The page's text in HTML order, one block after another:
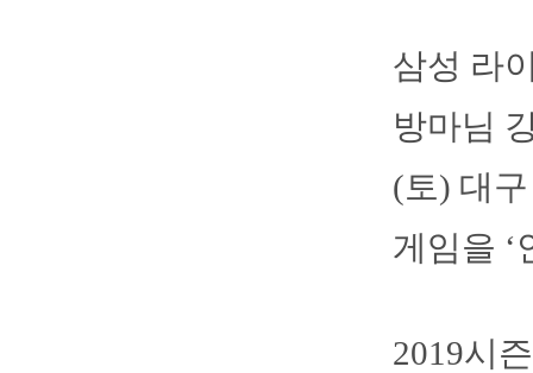
삼성 라
방마님
(토) 대
게임을 ‘
2019시